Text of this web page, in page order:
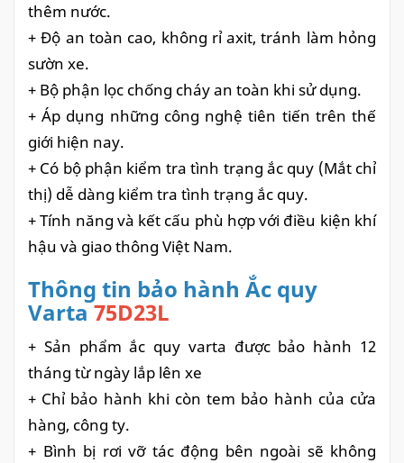
thêm nước.
+ Độ an toàn cao, không rỉ axit, tránh làm hỏng
sườn xe.
+ Bộ phận lọc chống cháy an toàn khi sử dụng.
+ Áp dụng những công nghệ tiên tiến trên thế
giới hiện nay.
+ Có bộ phận kiểm tra tình trạng ắc quy (Mắt chỉ
thị) dễ dàng kiểm tra tình trạng ắc quy.
+ Tính năng và kết cấu phù hợp với điều kiện khí
hậu và giao thông Việt Nam.
Thông tin bảo hành Ắc quy
Varta75D23L
+ Sản phẩm ắc quy varta được bảo hành 12
tháng từ ngày lắp lên xe
+ Chỉ bảo hành khi còn tem bảo hành của cửa
hàng, công ty.
+ Bình bị rơi vỡ tác động bên ngoài sẽ không